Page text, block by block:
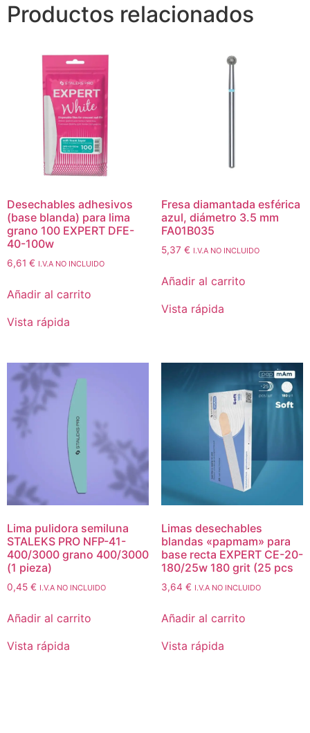
Productos relacionados
Desechables adhesivos
(base blanda) para lima
grano 100 EXPERT DFE-
40-100w
6,61 € I.V.A NO INCLUIDO
Añadir al carrito
Vista rápida
Fresa diamantada esférica
azul, diámetro 3.5 mm
FA01B035
5,37 € I.V.A NO INCLUIDO
Añadir al carrito
Vista rápida
Lima pulidora semiluna
STALEKS PRO NFP-41-
400/3000 grano 400/3000
(1 pieza)
0,45 € I.V.A NO INCLUIDO
Añadir al carrito
Vista rápida
Limas desechables
blandas «papmam» para
base recta EXPERT CE-20-
180/25w 180 grit (25 pcs
3,64 € I.V.A NO INCLUIDO
Añadir al carrito
Vista rápida